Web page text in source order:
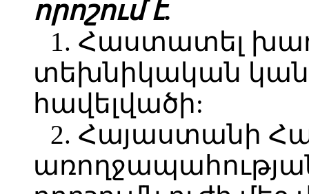
որոշում է.
1. Հաստատել
տեխնիկական
հավելվածի:
2. Հայաստանի